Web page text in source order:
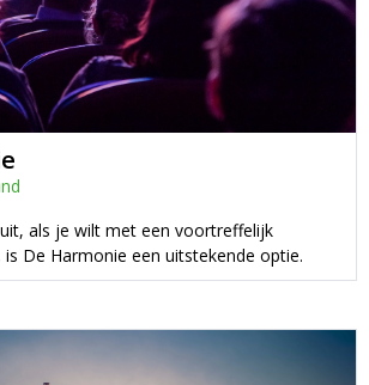
als je wilt met een voortreffelijk
De Harmonie een uitstekende optie.